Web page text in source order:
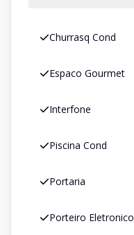
Churrasq Cond
Espaco Gourmet
Interfone
Piscina Cond
Portaria
Porteiro Eletronico